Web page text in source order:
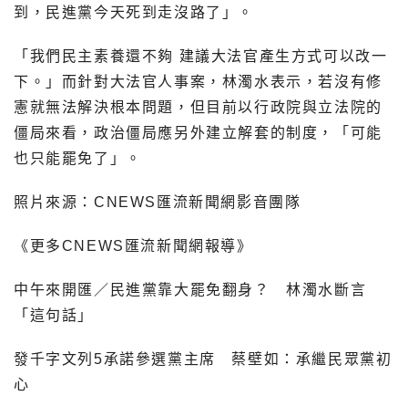
到，民進黨今天死到走沒路了」。
「我們民主素養還不夠 建議大法官產生方式可以改一
下。」而針對大法官人事案，林濁水表示，若沒有修
憲就無法解決根本問題，但目前以行政院與立法院的
僵局來看，政治僵局應另外建立解套的制度，「可能
也只能罷免了」。
照片來源：CNEWS匯流新聞網影音團隊
《更多CNEWS匯流新聞網報導》
中午來開匯／民進黨靠大罷免翻身？ 林濁水斷言
「這句話」
發千字文列5承諾參選黨主席 蔡壁如：承繼民眾黨初
心